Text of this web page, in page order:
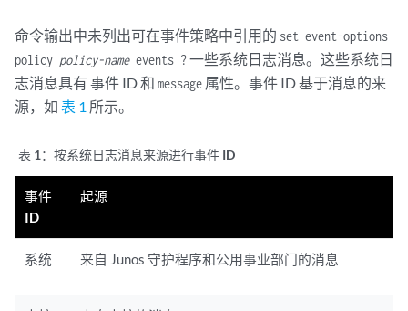
命令输出中未列出可在事件策略中引用的 set event-options
policy policy-nameevents ?一些系统日志消息。这些系统日
志消息具有 事件 ID和 message 属性。事件 ID 基于消息的来
源，如 表 1 所示。
表 1： 按系统日志消息来源进行事件 ID
事件
ID
起源
系统 来自 Junos 守护程序和公用事业部门的消息